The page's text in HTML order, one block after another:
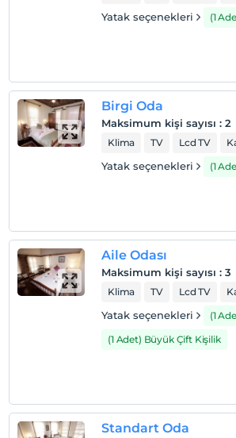
En erken saat 14:00 ve sonrası
Evcil Hayvan
Evcil hayvan barınabilir
Sigara
Her bir oda için 6 yaşına kadar 1
Yatak seçenekleri (1
Birgi Oda
Maksimum kişi sayısı : 2
Klima TV Lcd TV
Yatak seçenekleri (1
Aile Odası
Maksimum kişi sayısı : 3
Klima TV Lcd TV
Yatak seçenekleri
(1
(1 Adet) Büyük Çift Kişilik
Standart Oda